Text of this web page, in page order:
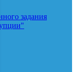
задания